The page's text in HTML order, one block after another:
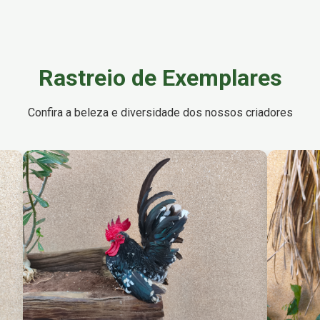
Rastreio de Exemplares
Confira a beleza e diversidade dos nossos criadores